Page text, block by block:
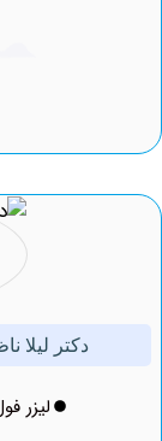
دکتر لیلا
لیزر فول بادی